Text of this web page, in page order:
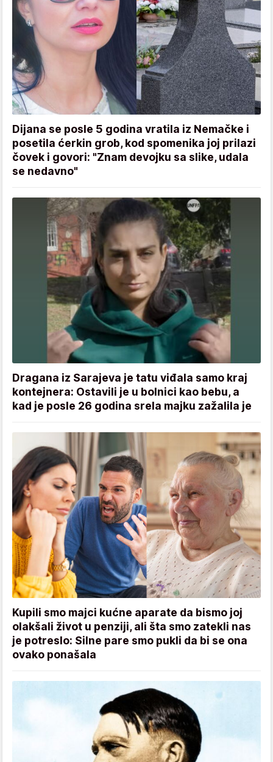
Dijana se posle 5 godina vratila iz Nemačke i
posetila ćerkin grob, kod spomenika joj prilazi
čovek i govori: "Znam devojku sa slike, udala
se nedavno"
Dragana iz Sarajeva je tatu viđala samo kraj
kontejnera: Ostavili je u bolnici kao bebu, a
kad je posle 26 godina srela majku zažalila je
Kupili smo majci kućne aparate da bismo joj
olakšali život u penziji, ali šta smo zatekli nas
je potreslo: Silne pare smo pukli da bi se ona
ovako ponašala